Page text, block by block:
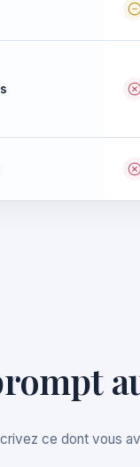
ce dont vous